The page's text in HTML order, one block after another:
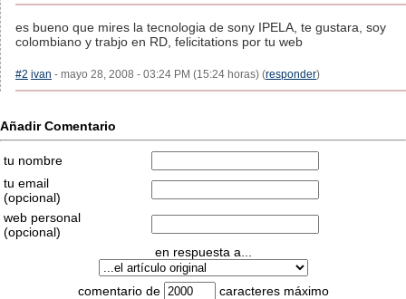
es bueno que mires la tecnologia de sony IPELA, te gustara, soy
colombiano y trabjo en RD, felicitations por tu web
#2 ivan - mayo 28, 2008 - 03:24 PM (15:24 horas) (responder)
Añadir Comentario
tu nombre
tu email
(opcional)
web personal
(opcional)
en respuesta a...
comentario de caracteres máximo